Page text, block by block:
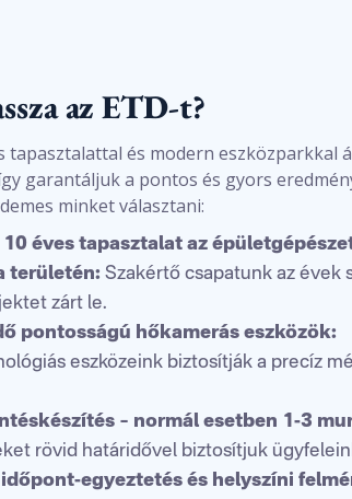
az ETD-t?
tapasztalattal és modern eszközparkkal
garantáljuk a pontos és gyors
minket választani:
éves tapasztalat az
területén: Szakértő csapatunk az évek
zárt le.
pontosságú hőkamerás eszközök:
eszközeink biztosítják a precíz
– normál esetben 1-3
rövid határidővel biztosítjuk
időpont-egyeztetés és helyszíni